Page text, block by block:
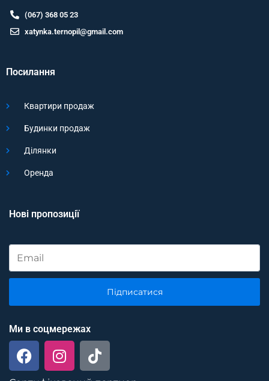
(067) 368 05 23
xatynka.ternopil@gmail.com
Посилання
Квартири продаж
Будинки продаж
Ділянки
Оренда
Нові пропозиції
Підписатися
Ми в соцмережах